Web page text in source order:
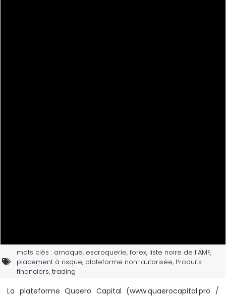
mots clés : arnaque, escroquerie,forex, liste noire de l'AMF,
placement à risque, plateforme non-autorisée, Produits
financiers,trading
La plateforme Quaero Capital (www.quaerocapital.pro /